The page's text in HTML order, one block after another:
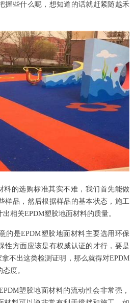
握些什么呢，想知道的话就赶紧随越禾
的选购标准其实不难，我们首先能做
样品，然后根据样品的基本状态，施工
相关EPDM塑胶地面材料的质量。
是EPDM塑胶地面材料主要选用环保
性方面应该是有权威认证的才行，要是
不出这类检测证明，那么就得对EPDM
度。
塑胶地面材料的流动性会非常强，